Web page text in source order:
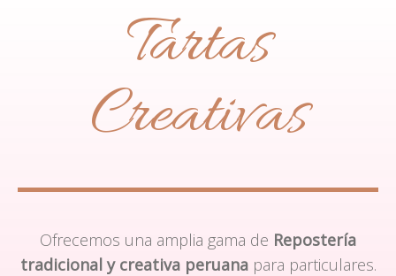
Tartas
Creativas
Ofrecemos una amplia gama de Repostería
tradicional y creativa peruanapara particulares.